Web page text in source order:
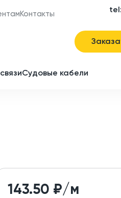
Контакты
Судовые кабели
143.50 ₽/м